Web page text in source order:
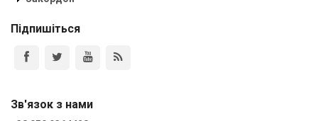
Підпишіться
Зв'язок з нами